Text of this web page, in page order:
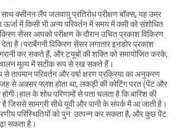
क्सीनन लैंप जलवायु प्रतिरोध परीक्षण बॉक्स, यह उम्र
में किसी भी अन्य परिवर्तन में समय में कमी को संशोधित
सेंसर आपको परीक्षण के दौरान उचित प्रकाश विकिरण
है।पराबैंगनी विकिरण सेंसर लगातार इनडोर प्रकाश
कर सकते हैं, और ट्यूबों की शक्ति को समायोजित करके,
मूल्य में सटीक रूप से रख सकते हैं।
तापमान परिवर्तन और वर्षा क्षरण प्रक्रिया का अनुकरण
से अक्सर फ्लश होता था, लकड़ी की कोटिंग परत (पेंट और
के शोध परिणामों से पता चलता है कि बारिश की
है जिससे सामग्री सीधे यूवी और पानी के संपर्क में आ जाती है।
परिस्थितियों को पुन: उत्पन्न कर सकता है, और कुछ पेंट
सकता है।